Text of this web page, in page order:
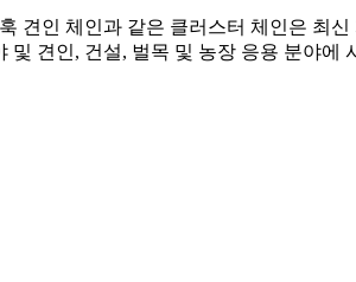
견인 체인과 같은 클러스터 체인은 최
및 견인, 건설, 벌목 및 농장 응용 분야에